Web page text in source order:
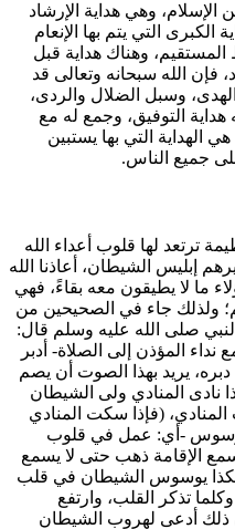
الإسلام، وهي هداية الإرشاد
الكبرى التي يتم بها الإنعام
المستقيم، وهناك هداية قبل
فإن الله سبحانه وتعالى قد
وسبل الضلال والردى،
التوفيق، وجمع له مع
هي الهداية التي بها يستبين
جميع الناس.
ترتعد لها قلوب أعداء الله
إبليس الشيطان، أعاذنا الله
ما لا يطيقون معه بقاءً، فهي
ولذلك جاء في الصحيحين من
صلى الله عليه وسلم قال:
المؤذن إلى الصلاة- أدبر
يريد بهذا الصوت أن يصم
نادى المنادي ولى الشيطان
(فإذا سكت المنادي
فوسوس -أي: عمل في قلوب
الإقامة ذهب حتى لا يسمع
يوسوس الشيطان في قلب
تذكر القلب، وارتفع
ذلك أدعى لهروب الشيطان